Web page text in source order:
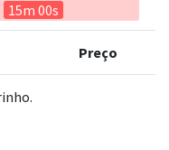
15m 00s
Preço